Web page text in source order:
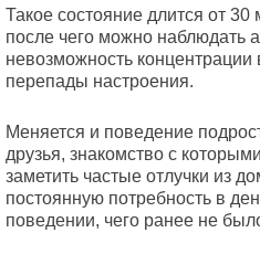
Такое состояние длится от 30
после чего можно наблюдать
невозможность концентрации
перепады настроения.
Меняется и поведение
друзья, знакомство с
заметить частые отлучки из
постоянную потребность в
поведении, чего ранее не